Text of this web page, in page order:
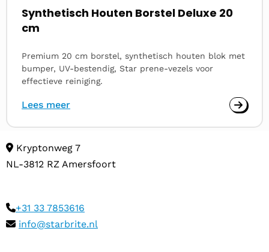
Synthetisch Houten Borstel Deluxe 20
cm
Premium 20 cm borstel, synthetisch houten blok met
bumper, UV-bestendig, Star prene-vezels voor
effectieve reiniging.
Lees meer
Kryptonweg 7
NL-3812 RZ Amersfoort
+31 33 7853616
info@starbrite.nl